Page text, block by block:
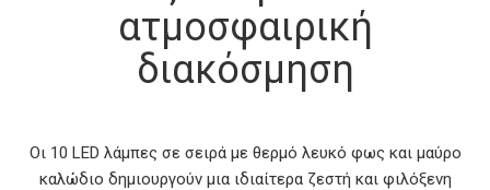
ατμοσφαιρική
διακόσμηση
Οι 10 LED λάμπες σε σειρά με θερμό λευκό φως και μαύρο
καλώδιο δημιουργούν μια ιδιαίτερα ζεστή και φιλόξενη